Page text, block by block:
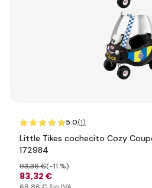
5.0(1)
Little Tikes cochecito Cozy
172984
83,32 €
93,36 €(-11 %)